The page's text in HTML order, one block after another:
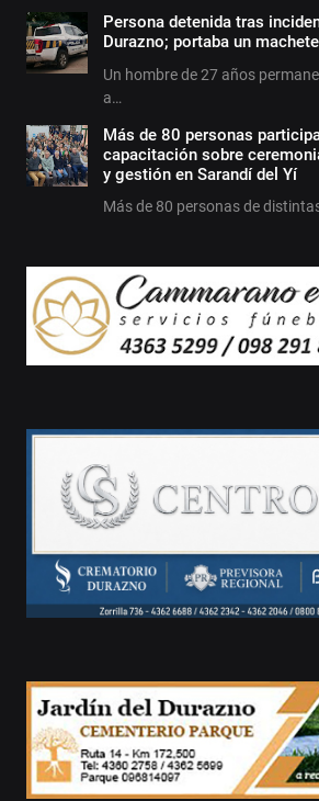
Persona detenida tras
Durazno; portaba un machete
Un hombre de 27 años
a…
Más de 80 personas
capacitación sobre
y gestión en Sarandí del Yí
Más de 80 personas de